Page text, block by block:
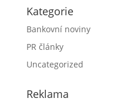
Kategorie
Bankovní noviny
PR články
Uncategorized
Reklama